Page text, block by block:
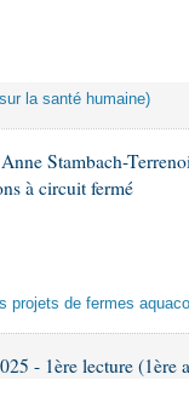
la santé humaine)
Stambach-
à circuit fermé
projets de fermes
- 1ère lecture (1ère